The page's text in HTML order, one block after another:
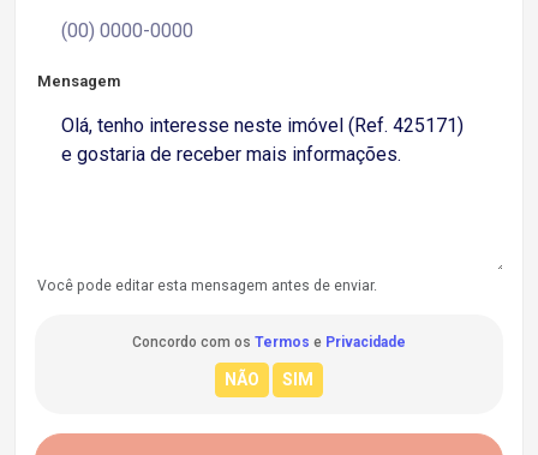
Mensagem
Você pode editar esta mensagem antes de enviar.
Concordo com os Termos e Privacidade